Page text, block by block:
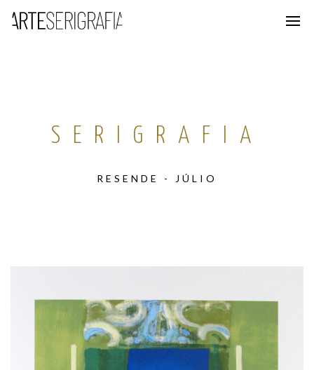
SERIGRAFIA
RESENDE - JÚLIO